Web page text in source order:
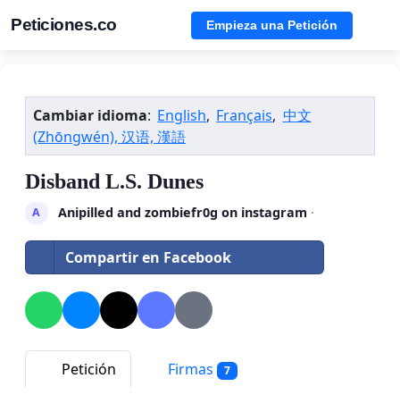
Peticiones.co Empieza una Petición
Cambiar idioma: English, Français, 中文
(Zhōngwén), 汉语, 漢語
Disband L.S. Dunes
A Anipilled and zombiefr0g on instagram ·
Compartir en Facebook
Petición Firmas 7